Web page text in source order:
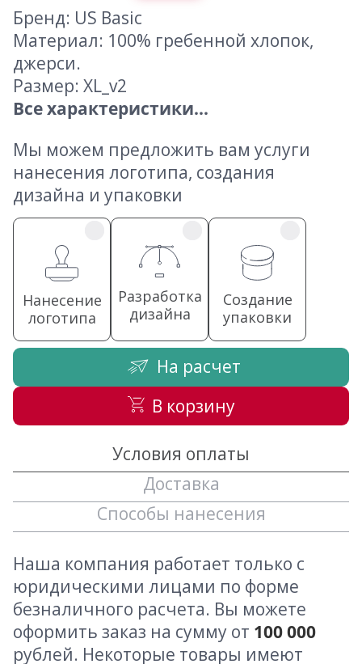
Бренд: US Basic
Материал: 100% гребенной хлопок,
джерси.
Размер: XL_v2
Все характеристики...
Мы можем предложить вам услуги
нанесения логотипа, создания
дизайна и упаковки
Нанесение
логотипа
Разработка
дизайна
Создание
упаковки
На расчет
В корзину
Условия оплаты
Доставка
Способы нанесения
Наша компания работает только с
юридическими лицами по форме
безналичного расчета. Вы можете
оформить заказ на сумму от 100 000
рублей. Некоторые товары имеют